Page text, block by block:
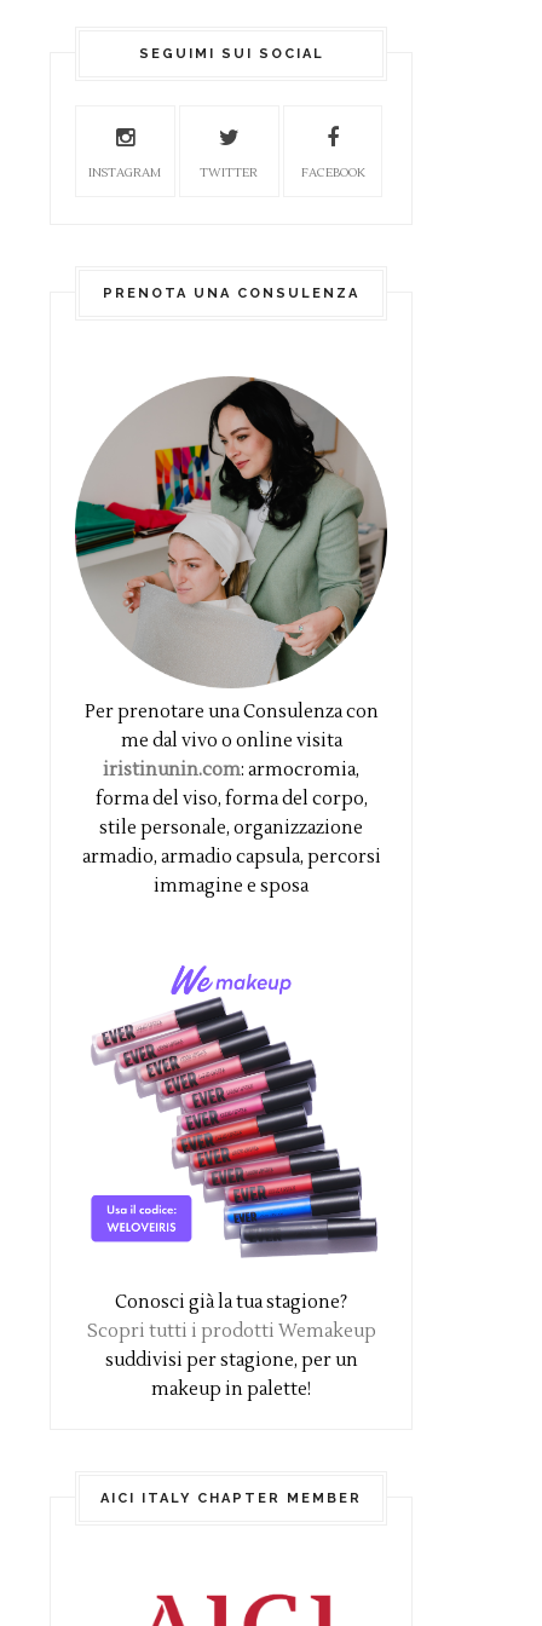
SEGUIMI SUI SOCIAL
INSTAGRAM TWITTER FACEBOOK
PRENOTA UNA CONSULENZA
Per prenotare una Consulenza con
me dal vivo o online visita
iristinunin.com: armocromia,
forma del viso, forma del corpo,
stile personale, organizzazione
armadio, armadio capsula, percorsi
immagine e sposa
Conosci già la tua stagione?
Scopri tutti i prodotti Wemakeup
suddivisi per stagione, per un
makeup in palette!
AICI ITALY CHAPTER MEMBER